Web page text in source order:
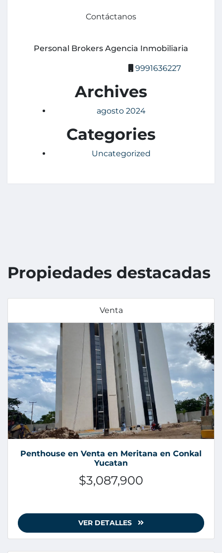
Contáctanos
Personal Brokers Agencia Inmobiliaria
9991636227
Archives
agosto 2024
Categories
Uncategorized
Propiedades destacadas
Venta
Penthouse en Venta en Meritana en Conkal
Yucatan
$3,087,900
VER DETALLES